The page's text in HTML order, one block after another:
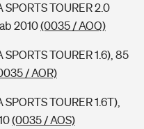
TOURER 2.0
2010(0035 / AOQ)
TOURER 1.6), 85
/ AOR)
TOURER 1.6T),
(0035 / AOS)